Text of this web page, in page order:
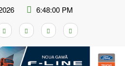
6:48:00 PM